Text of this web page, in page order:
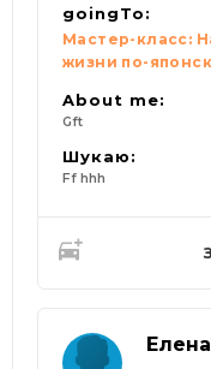
goingTo:
Мастер-класс:
жизни по-
About me:
Gft
Шукаю:
Ff hhh